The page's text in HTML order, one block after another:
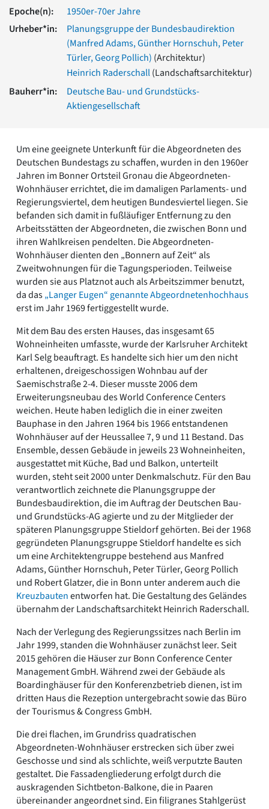
Romanik
Vorromanik
Römische Antike
Über baukunst-nrw
Fachbeirat
Freunde & Förderer
Suchbegriff eingeben
Epoche(n):
1950er-70er Jahre
Urheber*in:
Planungsgruppe der Bundesbaudirektion
(Manfred Adams, Günther Hornschuh, Peter
Türler, Georg Pollich) (Architektur)
Heinrich Raderschall(Landschaftsarchitektur)
Bauherr*in:
Deutsche Bau- und Grundstücks-
Aktiengesellschaft
Um eine geeignete Unterkunft für die Abgeordneten des
Deutschen Bundestags zu schaffen, wurden in den 1960er
Jahren im Bonner Ortsteil Gronau die Abgeordneten-
Wohnhäuser errichtet, die im damaligen Parlaments- und
Regierungsviertel, dem heutigen Bundesviertel liegen. Sie
befanden sich damit in fußläufiger Entfernung zu den
Arbeitsstätten der Abgeordneten, die zwischen Bonn und
ihren Wahlkreisen pendelten. Die Abgeordneten-
Wohnhäuser dienten den „Bonnern auf Zeit“ als
Zweitwohnungen für die Tagungsperioden. Teilweise
wurden sie aus Platznot auch als Arbeitszimmer benutzt,
da das„Langer Eugen“ genannte Abgeordnetenhochhaus
erst im Jahr 1969 fertiggestellt wurde.
Mit dem Bau des ersten Hauses, das insgesamt 65
Wohneinheiten umfasste, wurde der Karlsruher Architekt
Karl Selg beauftragt. Es handelte sich hier um den nicht
erhaltenen, dreigeschossigen Wohnbau auf der
Saemischstraße 2-4. Dieser musste 2006 dem
Erweiterungsneubau des World Conference Centers
weichen. Heute haben lediglich die in einer zweiten
Bauphase in den Jahren 1964 bis 1966 entstandenen
Wohnhäuser auf der Heussallee 7, 9 und 11 Bestand. Das
Ensemble, dessen Gebäude in jeweils 23 Wohneinheiten,
ausgestattet mit Küche, Bad und Balkon, unterteilt
wurden, steht seit 2000 unter Denkmalschutz. Für den Bau
verantwortlich zeichnete die Planungsgruppe der
Bundesbaudirektion, die im Auftrag der Deutschen Bau-
und Grundstücks-AG agierte und zu der Mitglieder der
späteren Planungsgruppe Stieldorf gehörten. Bei der 1968
gegründeten Planungsgruppe Stieldorf handelte es sich
um eine Architektengruppe bestehend aus Manfred
Adams, Günther Hornschuh, Peter Türler, Georg Pollich
und Robert Glatzer, die in Bonn unter anderem auch die
Kreuzbautenentworfen hat. Die Gestaltung des Geländes
übernahm der Landschaftsarchitekt Heinrich Raderschall.
Nach der Verlegung des Regierungssitzes nach Berlin im
Jahr 1999, standen die Wohnhäuser zunächst leer. Seit
2015 gehören die Häuser zur Bonn Conference Center
Management GmbH. Während zwei der Gebäude als
Boardinghäuser für den Konferenzbetrieb dienen, ist im
dritten Haus die Rezeption untergebracht sowie das Büro
der Tourismus & Congress GmbH.
Die drei flachen, im Grundriss quadratischen
Abgeordneten-Wohnhäuser erstrecken sich über zwei
Geschosse und sind als schlichte, weiß verputzte Bauten
gestaltet. Die Fassadengliederung erfolgt durch die
auskragenden Sichtbeton-Balkone, die in Paaren
übereinander angeordnet sind. Ein filigranes Stahlgerüst